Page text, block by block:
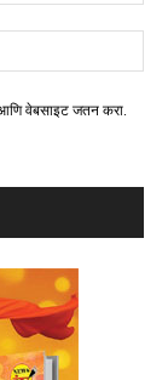
आणि वेबसाइट जतन करा.